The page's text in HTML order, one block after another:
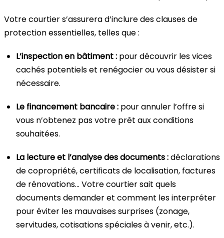
Votre courtier s’assurera d’inclure des clauses de
protection essentielles, telles que :
L’inspection en bâtiment : pour découvrir les vices
cachés potentiels et renégocier ou vous désister si
nécessaire.
Le financement bancaire : pour annuler l’offre si
vous n’obtenez pas votre prêt aux conditions
souhaitées.
La lecture et l’analyse des documents :déclarations
de copropriété, certificats de localisation, factures
de rénovations… Votre courtier sait quels
documents demander et comment les interpréter
pour éviter les mauvaises surprises (zonage,
servitudes, cotisations spéciales à venir, etc.).